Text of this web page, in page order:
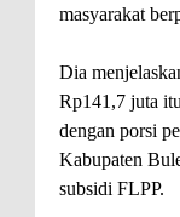
masyarakat
Dia
Rp141,7 juta
dengan porsi
Kabupaten
subsidi FLPP.